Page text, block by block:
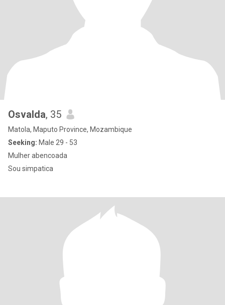
Osvalda, 35
Matola, Maputo Province, Mozambique
Seeking: Male 29 - 53
Mulher abencoada
Sou simpatica